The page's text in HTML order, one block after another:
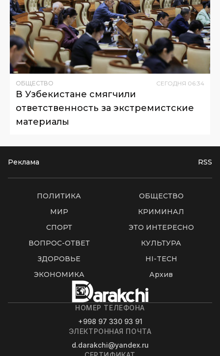
ОБЩЕСТВО СЕГОДНЯ 06:34
В Узбекистане смягчили
ответственность за экстремистские
материалы
Реклама RSS
ПОЛИТИКА
ОБЩЕСТВО
МИР
КРИМИНАЛ
СПОРТ
ЭТО ИНТЕРЕСНО
ВОПРОС-ОТВЕТ
КУЛЬТУРА
ЗДОРОВЬЕ
HI-TECH
ЭКОНОМИКА
Архив
НОМЕР ТЕЛЕФОНА
+998 97 330 93 91
ЭЛЕКТРОННАЯ ПОЧТА
d.darakchi@yandex.ru